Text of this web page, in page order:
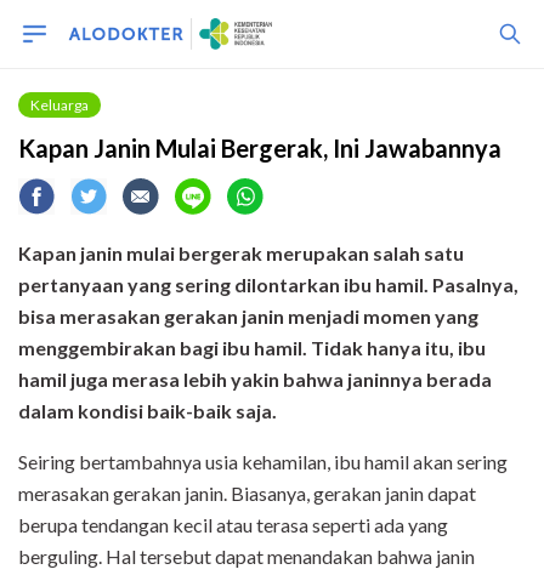
Keluarga
Kapan Janin Mulai Bergerak, Ini Jawabannya
Kapan janin mulai bergerak merupakan salah satu
pertanyaan yang sering dilontarkan ibu hamil. Pasalnya,
bisa merasakan gerakan janin menjadi momen yang
menggembirakan bagi ibu hamil. Tidak hanya itu, ibu
hamil juga merasa lebih yakin bahwa janinnya berada
dalam kondisi baik-baik saja.
Seiring bertambahnya usia kehamilan, ibu hamil akan sering
merasakan gerakan janin. Biasanya, gerakan janin dapat
berupa tendangan kecil atau terasa seperti ada yang
berguling. Hal tersebut dapat menandakan bahwa janin